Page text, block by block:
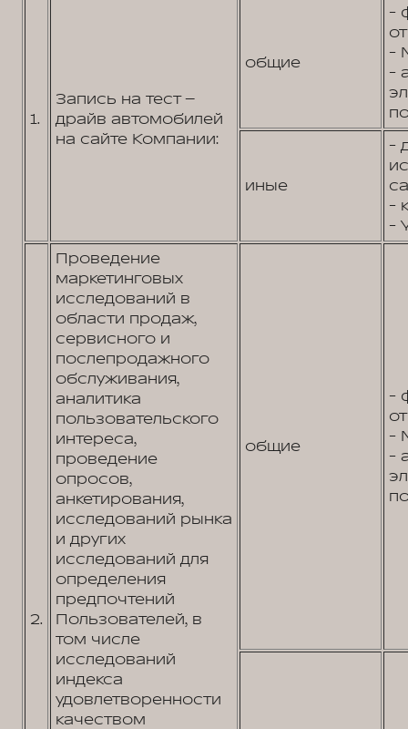
1.
Запись на тест –
драйв автомобилей
на сайте Компании:
общие
-
-
-
иные
-
-
-
2.
Проведение
маркетинговых
исследований в
области продаж,
сервисного и
послепродажного
обслуживания,
аналитика
пользовательского
интереса,
проведение
опросов,
анкетирования,
исследований рынка
и других
исследований для
определения
предпочтений
Пользователей, в
том числе
исследований
индекса
удовлетворенности
качеством
общие
-
-
-